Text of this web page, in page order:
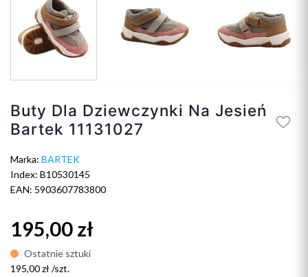
Buty Dla Dziewczynki Na Jesień
Bartek 11131027
Marka: BARTEK
Index: B10530145
EAN: 5903607783800
195,00 zł
Ostatnie sztuki
195,00 zł /szt.